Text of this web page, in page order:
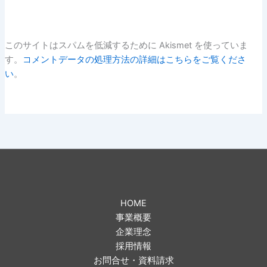
このサイトはスパムを低減するために Akismet を使っていま
す。
コメントデータの処理方法の詳細はこちらをご覧くださ
い。
HOME
事業概要
企業理念
採用情報
お問合せ・資料請求